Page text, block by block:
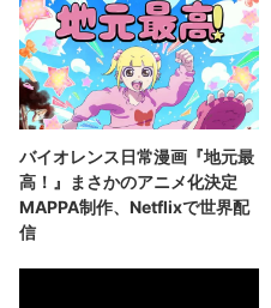
バイオレンス日常漫画『地元最
高！』まさかのアニメ化決定
MAPPA制作、Netflixで世界配
信